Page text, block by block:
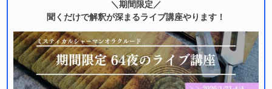
＼期間限定／
聞くだけで解釈が深まるライブ講座やります！